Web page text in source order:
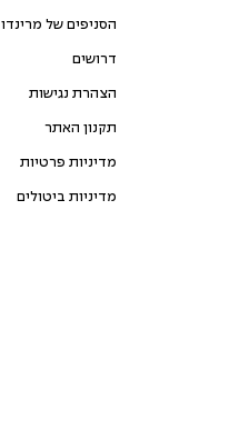
הסניפים של מרינדו
דרושים
הצהרת נגישות
תקנון האתר
מדיניות פרטיות
מדיניות ביטולים